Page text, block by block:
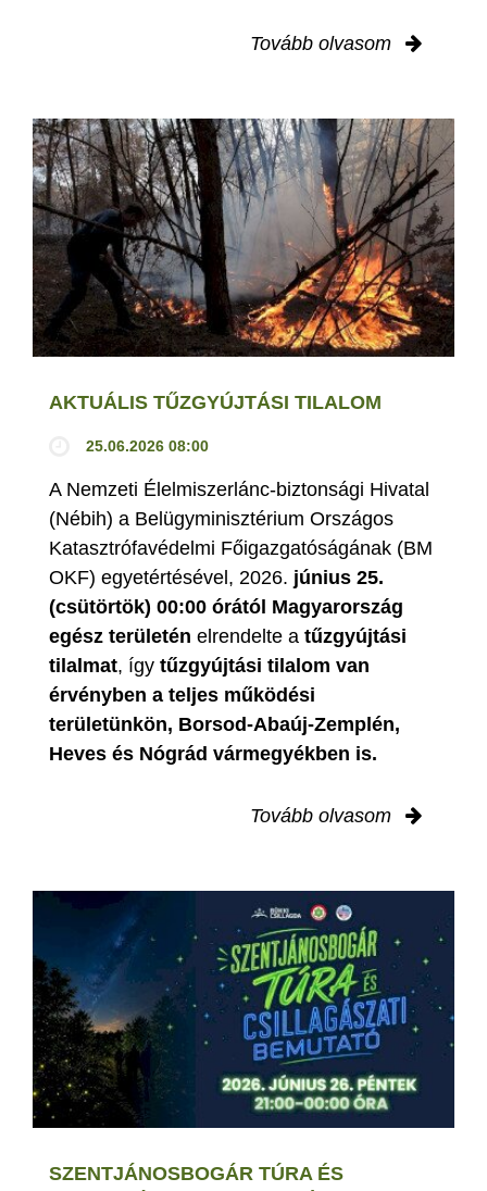
Tovább olvasom
AKTUÁLIS TŰZGYÚJTÁSI TILALOM
25.06.2026 08:00
A Nemzeti Élelmiszerlánc-biztonsági Hivatal
(Nébih) a Belügyminisztérium Országos
Katasztrófavédelmi Főigazgatóságának (BM
OKF) egyetértésével, 2026. június 25.
(csütörtök) 00:00 órától Magyarország
egész területén elrendelte a tűzgyújtási
tilalmat, így tűzgyújtási tilalom van
érvényben a teljes működési
területünkön, Borsod-Abaúj-Zemplén,
Heves és Nógrád vármegyékben is.
Tovább olvasom
SZENTJÁNOSBOGÁR TÚRA ÉS